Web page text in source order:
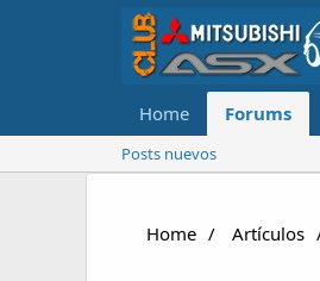
Home Forums
Posts nuevos
Home Artículos